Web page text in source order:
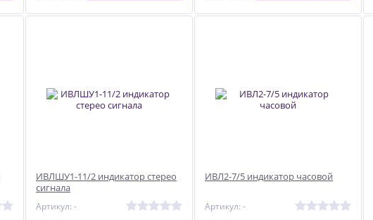
ИВЛШУ1-11/2 индикатор стерео
сигнала
Артикул: -
ИВЛ2-7/5 индикатор часовой
Артикул: -